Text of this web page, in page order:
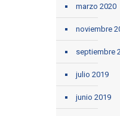
marzo 2020
noviembre
septiembre
julio 2019
junio 2019